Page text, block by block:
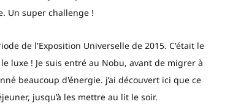
Un super challenge !
de l'Exposition Universelle de 2015. C'était le
luxe ! Je suis entré au Nobu, avant de migrer à
beaucoup d'énergie. j’ai découvert ici que ce
jusqu’à les mettre au lit le soir.